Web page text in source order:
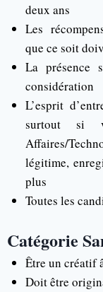
deux ans
Les
que ce soit
La présence
considération
L’esprit
surtout si
Affaires/
légitime,
plus
Toutes les
Catégorie
Être un créatif
Doit être